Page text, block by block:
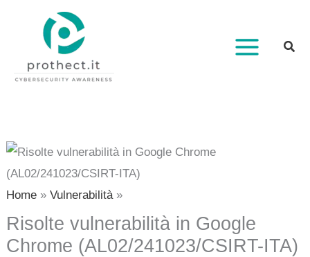
contenuto
Home Vulnerabilità
Risolte vulnerabilità in Google
Chrome (AL02/241023/CSIRT-ITA)